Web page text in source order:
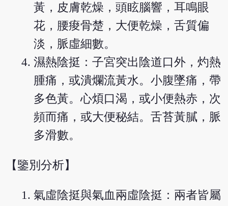
黃，皮膚乾燥，頭眩腦響，耳鳴眼
花，腰痠骨楚，大便乾燥，舌質偏
淡，脈虛細數。
濕熱陰挺：子宮突出陰道口外，灼熱
腫痛，或潰爛流黃水。小腹墜痛，帶
多色黃。心煩口渴，或小便熱赤，次
頻而痛，或大便秘結。舌苔黃膩，脈
多滑數。
【鑒別分析】
氣虛陰挺與氣血兩虛陰挺：兩者皆屬